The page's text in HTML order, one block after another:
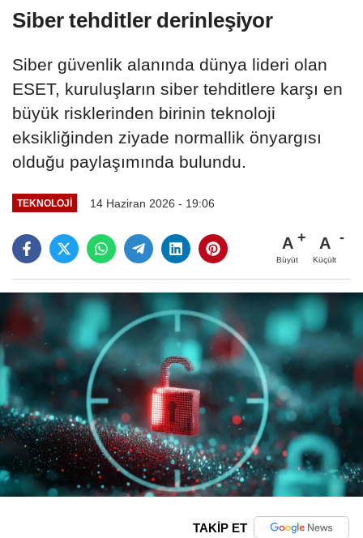
Siber tehditler derinleşiyor
Siber güvenlik alanında dünya lideri olan
ESET, kuruluşların siber tehditlere karşı en
büyük risklerinden birinin teknoloji
eksikliğinden ziyade normallik önyargısı
olduğu paylaşımında bulundu.
TEKNOLOJI 14 Haziran 2026 - 19:06
A
Büyüt
A
Küçült
TAKİP ET